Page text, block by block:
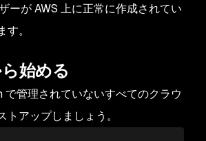
ーが AWS 上に正常に作成されてい
。
始める
で管理されていないすべてのクラウ
トアップしましょう。